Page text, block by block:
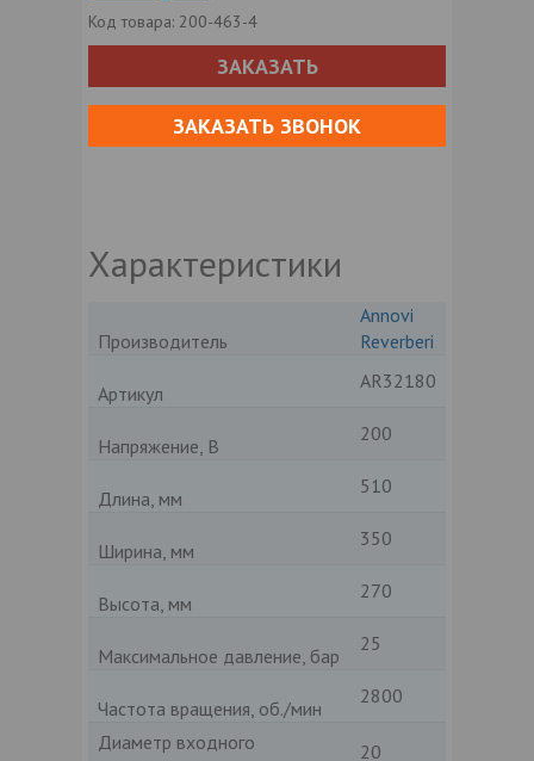
Код товара: 200-463-4
ЗАКАЗАТЬ
ЗАКАЗАТЬ ЗВОНОК
Характеристики
Производитель
Annovi
Reverberi
Артикул
AR32180
Напряжение, В
200
Длина, мм
510
Ширина, мм
350
Высота, мм
270
Максимальное давление, бар
25
Частота вращения, об./мин
2800
Диаметр входного
20